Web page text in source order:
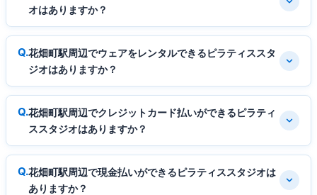
オはありますか？
花畑町駅周辺でウェアをレンタルできるピラティススタ
ジオはありますか？
花畑町駅周辺でクレジットカード払いができるピラティ
ススタジオはありますか？
花畑町駅周辺で現金払いができるピラティススタジオは
ありますか？